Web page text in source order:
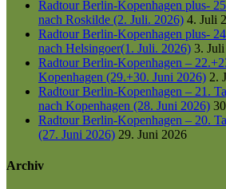
Radtour Berlin-Kopenhagen plus-
nach Roskilde (2. Juli. 2026) 4. Juli
Radtour Berlin-Kopenhagen plus-
nach Helsingoer(1. Juli. 2026) 3.
Radtour Berlin-Kopenhagen –
Kopenhagen (29.+30. Juni 2026) 2.
Radtour Berlin-Kopenhagen – 21.
nach Kopenhagen (28. Juni 2026)
Radtour Berlin-Kopenhagen – 20.
(27. Juni 2026) 29. Juni 2026
Archiv